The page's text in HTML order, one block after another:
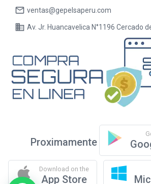
mail_outline ventas@gepelsaperu.com
business Av. Jr. Huancavelica N°1196 Cercado
Proximamente
Download on the
App Store